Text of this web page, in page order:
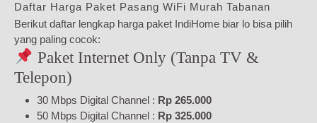
Daftar Harga Paket Pasang WiFi Murah Tabanan
Berikut daftar lengkap harga paket IndiHome biar lo bisa pilih
yang paling cocok:
Paket Internet Only (Tanpa TV &
Telepon)
30 Mbps Digital Channel : Rp 265.000
50 Mbps Digital Channel : Rp 325.000